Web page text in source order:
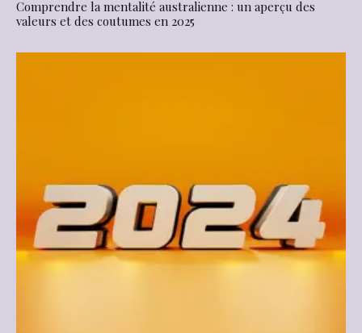
Comprendre la mentalité australienne : un aperçu des
valeurs et des coutumes en 2025